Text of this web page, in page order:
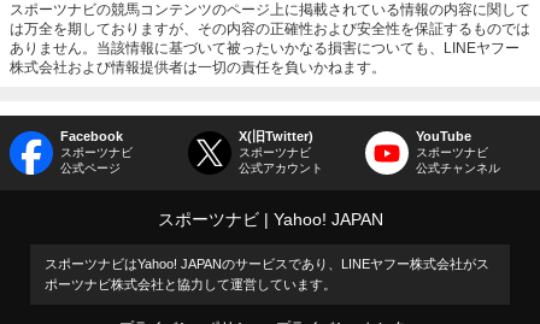
スポーツナビの競馬コンテンツのページ上に掲載されている情報の内容に関して
は万全を期しておりますが、その内容の正確性および安全性を保証するものでは
ありません。当該情報に基づいて被ったいかなる損害についても、LINEヤフー
株式会社および情報提供者は一切の責任を負いかねます。
Facebook
スポーツナビ
公式ページ
X(旧Twitter)
スポーツナビ
公式アカウント
YouTube
スポーツナビ
公式チャンネル
スポーツナビ Yahoo! JAPAN
スポーツナビはYahoo! JAPANのサービスであり、LINEヤフー株式会社がス
ポーツナビ株式会社と協力して運営しています。